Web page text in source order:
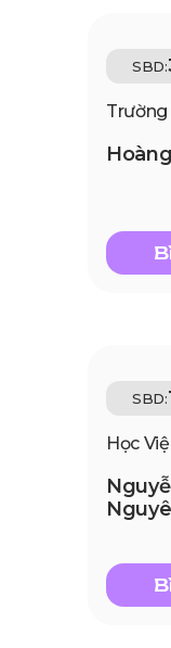
SBD:
Trường
SBD:
Học